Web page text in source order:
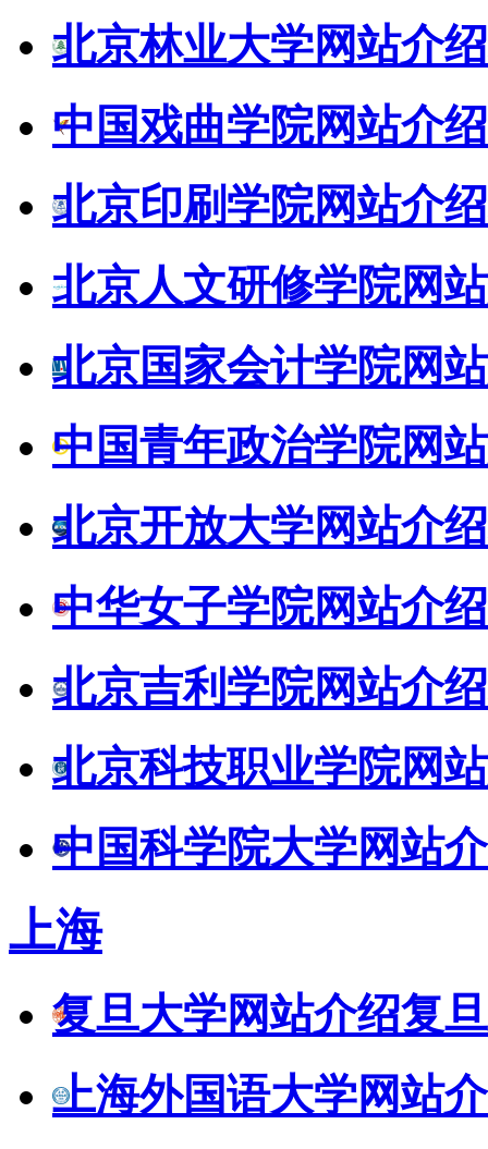
北京林业大学网站介绍
中国戏曲学院网站介绍
北京印刷学院网站介绍
北京人文研修学院网
北京国家会计学院网
中国青年政治学院网
北京开放大学网站介绍
中华女子学院网站介绍
北京吉利学院网站介绍
北京科技职业学院网
中国科学院大学网站
上海
复旦大学网站介绍复
上海外国语大学网站